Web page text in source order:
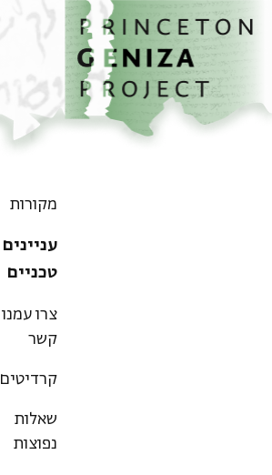
דילוג לתוכן
דף הבית
מקורות
עניינים
טכניים
צרו עמנו
קשר
קרדיטים
שאלות
נפוצות